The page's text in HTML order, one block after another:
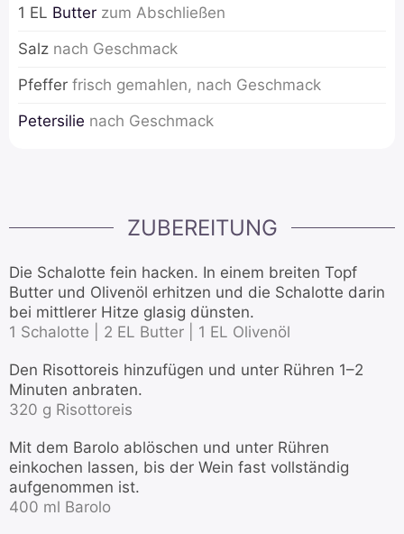
1 EL Butter zum Abschließen
Salz nach Geschmack
Pfeffer frisch gemahlen, nach Geschmack
Petersilie nach Geschmack
ZUBEREITUNG
Die Schalotte fein hacken. In einem breiten Topf
Butter und Olivenöl erhitzen und die Schalotte darin
bei mittlerer Hitze glasig dünsten.
1 Schalotte |
2 EL Butter | 1 EL Olivenöl
Den Risottoreis hinzufügen und unter Rühren 1–2
Minuten anbraten.
320 g Risottoreis
Mit dem Barolo ablöschen und unter Rühren
einkochen lassen, bis der Wein fast vollständig
aufgenommen ist.
400 ml Barolo